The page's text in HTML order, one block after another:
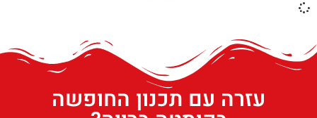
עזרה עם תכנון החופשה